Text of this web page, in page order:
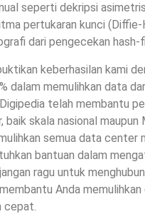
seperti dekripsi asimetris
pertukaran kunci (Diffie-
dari pengecekan hash-
keberhasilan kami
dalam memulihkan data
telah membantu
baik skala nasional maupun
semua data center
bantuan dalam
ragu untuk
Anda memulihkan
cepat.